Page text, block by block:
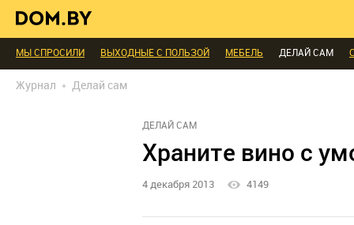
В ГОСТЯХ ДИАЛОГ
МЫ СПРОСИЛИ
ВЫХОДНЫЕ С ПОЛЬЗОЙ МЕБЕЛЬ ДЕЛАЙ САМ
РЕДАКЦИЯ
Журнал Делай сам
ДЕЛАЙ САМ
Храните вино с
4 декабря 2013 4149